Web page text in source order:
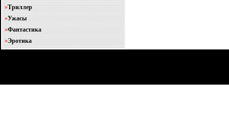
»Триллер
»Ужасы
»Фантастика
»Эротика